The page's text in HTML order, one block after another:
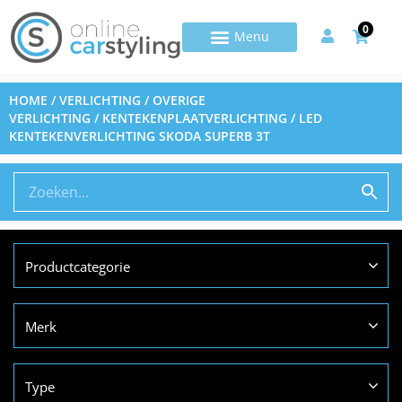
0
HOME /VERLICHTING /OVERIGE
VERLICHTING / KENTEKENPLAATVERLICHTING / LED
KENTEKENVERLICHTING SKODA SUPERB 3T
Productcategorie
Merk
Type